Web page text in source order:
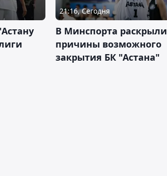
21:16, Сегодня
В Минспорта раскрыли
причины возможного
закрытия БК "Астана"